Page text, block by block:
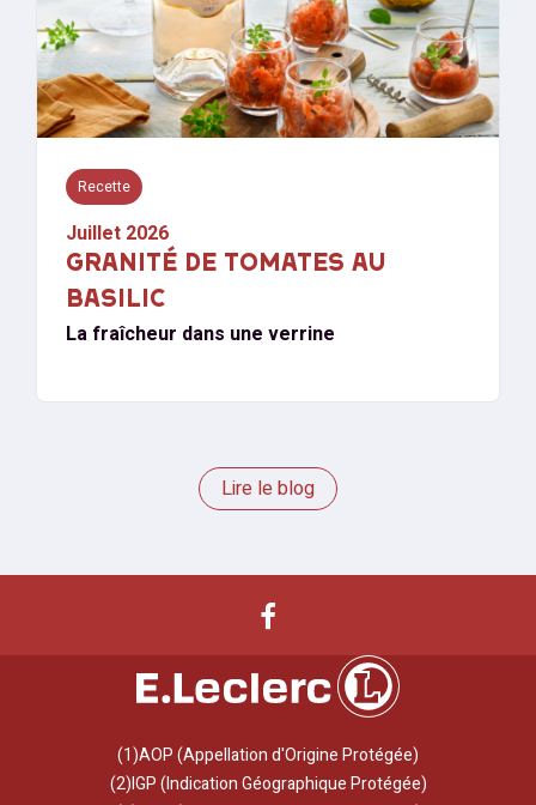
Recette
Juillet 2026
GRANITÉ DE TOMATES AU
BASILIC
La fraîcheur dans une verrine
Lire le blog
(1)AOP (Appellation d'Origine Protégée)
(2)IGP (Indication Géographique Protégée)